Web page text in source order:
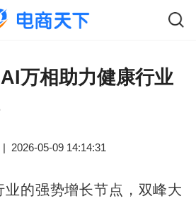
万相助力健康行业
| 2026-05-09 14:14:31
的强势增长节点，双峰大